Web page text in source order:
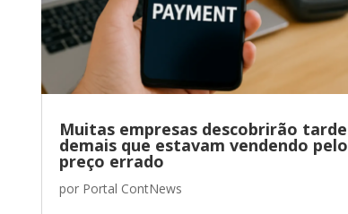
Muitas empresas descobrirão tarde
demais que estavam vendendo pelo
preço errado
por Portal ContNews